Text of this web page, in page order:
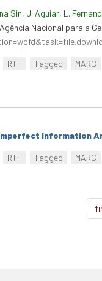
Sin, J. Aguiar, L.
Nacional para a
RTF Tagged MARC
Information
RTF Tagged MARC